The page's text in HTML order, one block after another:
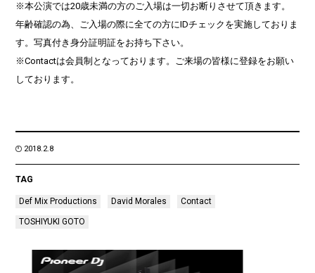
※本公演では20歳未満の方のご入場は一切お断りさせて頂きます。
年齢確認の為、ご入場の際に全ての方にIDチェックを実施しておりま
す。写真付き身分証明証をお持ち下さい。
※Contactは会員制となっております。ご来場の皆様に登録をお願い
しております。
2018.2.8
TAG
Def Mix Productions David Morales Contact
TOSHIYUKI GOTO